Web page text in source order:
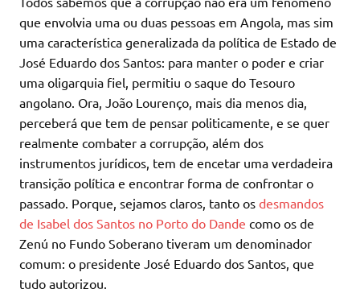
que envolvia uma ou duas pessoas em Angola, mas sim
uma característica generalizada da política de Estado de
José Eduardo dos Santos: para manter o poder e criar
uma oligarquia fiel, permitiu o saque do Tesouro
angolano. Ora, João Lourenço, mais dia menos dia,
perceberá que tem de pensar politicamente, e se quer
realmente combater a corrupção, além dos
instrumentos jurídicos, tem de encetar uma verdadeira
transição política e encontrar forma de confrontar o
passado. Porque, sejamos claros, tanto os desmandos
de Isabel dos Santos no Porto do Dande como os de
Zenú no Fundo Soberano tiveram um denominador
comum: o presidente José Eduardo dos Santos, que
tudo autorizou.